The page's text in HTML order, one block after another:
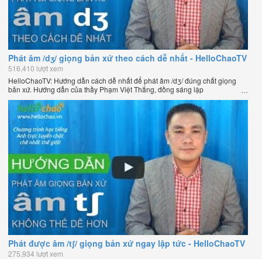
Phát âm /dʒ/ giọng bản xứ theo cách dễ nhất - HelloChaoTV
516,410 lượt xem
HelloChaoTV: Hướng dẫn cách dễ nhất để phát âm /dʒ/ đúng chất giọng
bản xứ. Hướng dẫn của thầy Phạm Việt Thắng, đồng sáng lập
HelloChao.vn - Chương trình dạy tiếng Anh trực tuyến chặt chẽ nhất thế
giới.
Phát được âm /tʃ/ giọng bản xứ ngay lập tức - HelloChaoTV
275,934 lượt xem